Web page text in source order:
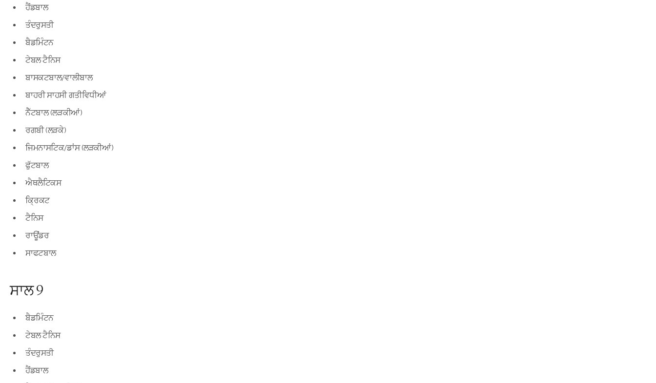
ਹੈਂਡਬਾਲ
ਤੰਦਰੁਸਤੀ
ਬੈਡਮਿੰਟਨ
ਟੇਬਲ ਟੈਨਿਸ
ਬਾਸਕਟਬਾਲ/ਵਾਲੀਬਾਲ
ਬਾਹਰੀ ਸਾਹਸੀ ਗਤੀਵਿਧੀਆਂ
ਨੈੱਟਬਾਲ (ਲੜਕੀਆਂ)
ਰਗਬੀ (ਲੜਕੇ)
ਜਿਮਨਾਸਟਿਕ/ਡਾਂਸ (ਲੜਕੀਆਂ)
ਫੁੱਟਬਾਲ
ਐਥਲੈਟਿਕਸ
ਕ੍ਰਿਕਟ
ਟੈਨਿਸ
ਰਾਊਂਡਰ
ਸਾਫਟਬਾਲ
ਸਾਲ 9
ਬੈਡਮਿੰਟਨ
ਟੇਬਲ ਟੈਨਿਸ
ਤੰਦਰੁਸਤੀ
ਹੈਂਡਬਾਲ